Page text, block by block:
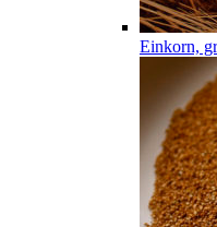
Einkorn,